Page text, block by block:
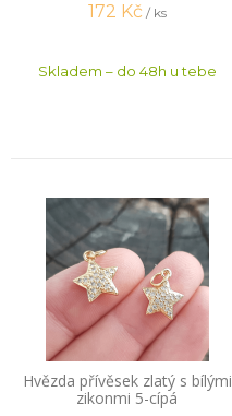
172 Kč / ks
Skladem – do 48h u tebe
Hvězda přívěsek zlatý s bílými
zikonmi 5-cípá